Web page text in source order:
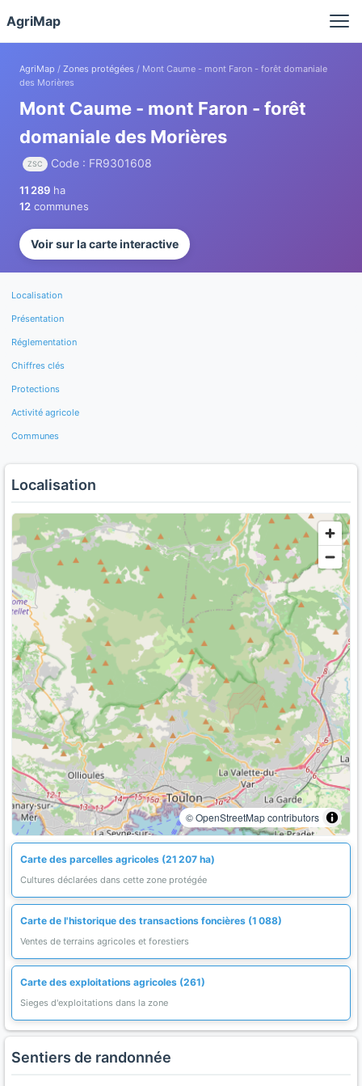
AgriMap
AgriMap / Zones protégées / Mont Caume - mont Faron - forêt domaniale
des Morières
Mont Caume - mont Faron - forêt
domaniale des Morières
ZSC Code : FR9301608
11 289 ha
12 communes
Voir sur la carte interactive
Localisation
Présentation
Réglementation
Chiffres clés
Protections
Activité agricole
Communes
Localisation
© OpenStreetMap contributors
Carte des parcelles agricoles (21 207 ha)
Cultures déclarées dans cette zone protégée
Carte de l'historique des transactions foncières (1 088)
Ventes de terrains agricoles et forestiers
Carte des exploitations agricoles (261)
Sieges d'exploitations dans la zone
Sentiers de randonnée